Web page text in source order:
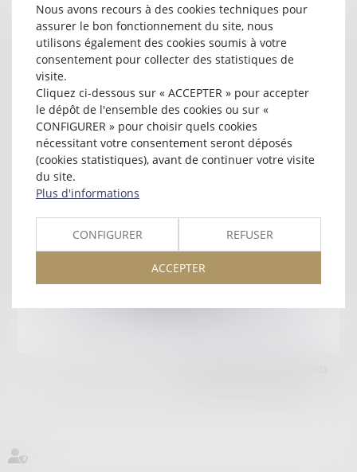
GuillaumeFRANCOIS
12 BOULEVARD JEAN LACOSTE
40000 MONT DE MARSAN
Tél :05 58 75 68 00
Retour
HonorairesMentions légalesPlan du site
11 Place des Cinq Martyrs du Lycée Buffon, 75014 PARIS
Nous avons recours à des cookies techniques pour
assurer le bon fonctionnement du site, nous
utilisons également des cookies soumis à votre
consentement pour collecter des statistiques de
visite.
Cliquez ci-dessous sur « ACCEPTER » pour accepter
le dépôt de l'ensemble des cookies ou sur «
CONFIGURER » pour choisir quels cookies
nécessitant votre consentement seront déposés
(cookies statistiques), avant de continuer votre visite
du site.
Plus d'informations
CONFIGURER REFUSER
ACCEPTER